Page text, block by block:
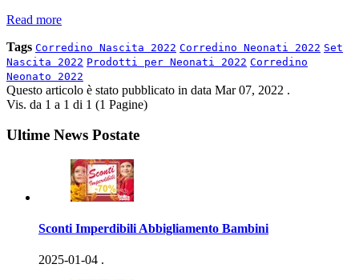
Read more
Tags Corredino Nascita 2022 Corredino Neonati 2022 Set
Nascita 2022 Prodotti per Neonati 2022 Corredino
Neonato 2022
Questo articolo è stato pubblicato in data Mar 07, 2022 .
Vis. da 1 a 1 di 1 (1 Pagine)
Ultime News Postate
Sconti Imperdibili Abbigliamento Bambini
2025-01-04 .